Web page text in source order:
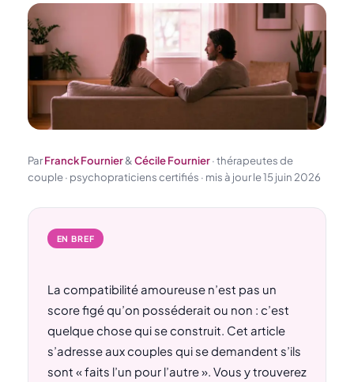
ParFranck Fournier&Cécile Fournier· thérapeutes de
couple · psychopraticiens certifiés · mis à jour le 15 juin 2026
EN BREF
La compatibilité amoureuse n’est pas un
score figé qu’on posséderait ou non : c’est
quelque chose qui se construit. Cet article
s’adresse aux couples qui se demandent s’ils
sont « faits l’un pour l’autre ». Vous y trouverez